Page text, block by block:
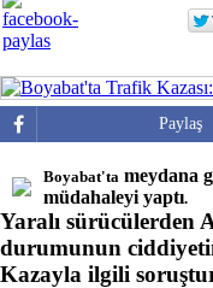
Paylaş
Boyabat'ta meydana
müdahaleyi yaptı.
Yaralı sürücülerden
durumunun
Kazayla ilgili